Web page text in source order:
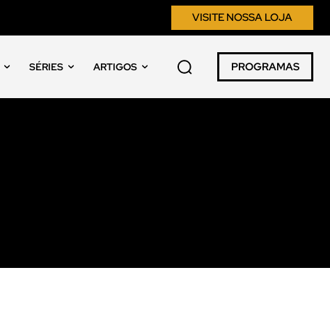
VISITE NOSSA LOJA
SÉRIES ARTIGOS PROGRAMAS